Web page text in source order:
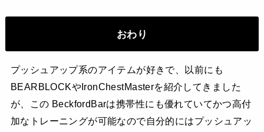
おわり
プッシュアップ系のアイテムが好きで、以前にも
BEARBLOCKやIronChestMasterを紹介してきました
が、この BeckfordBarは携帯性にも優れていてかつ高付
加なトレーニングが可能なので自分的にはプッシュアッ